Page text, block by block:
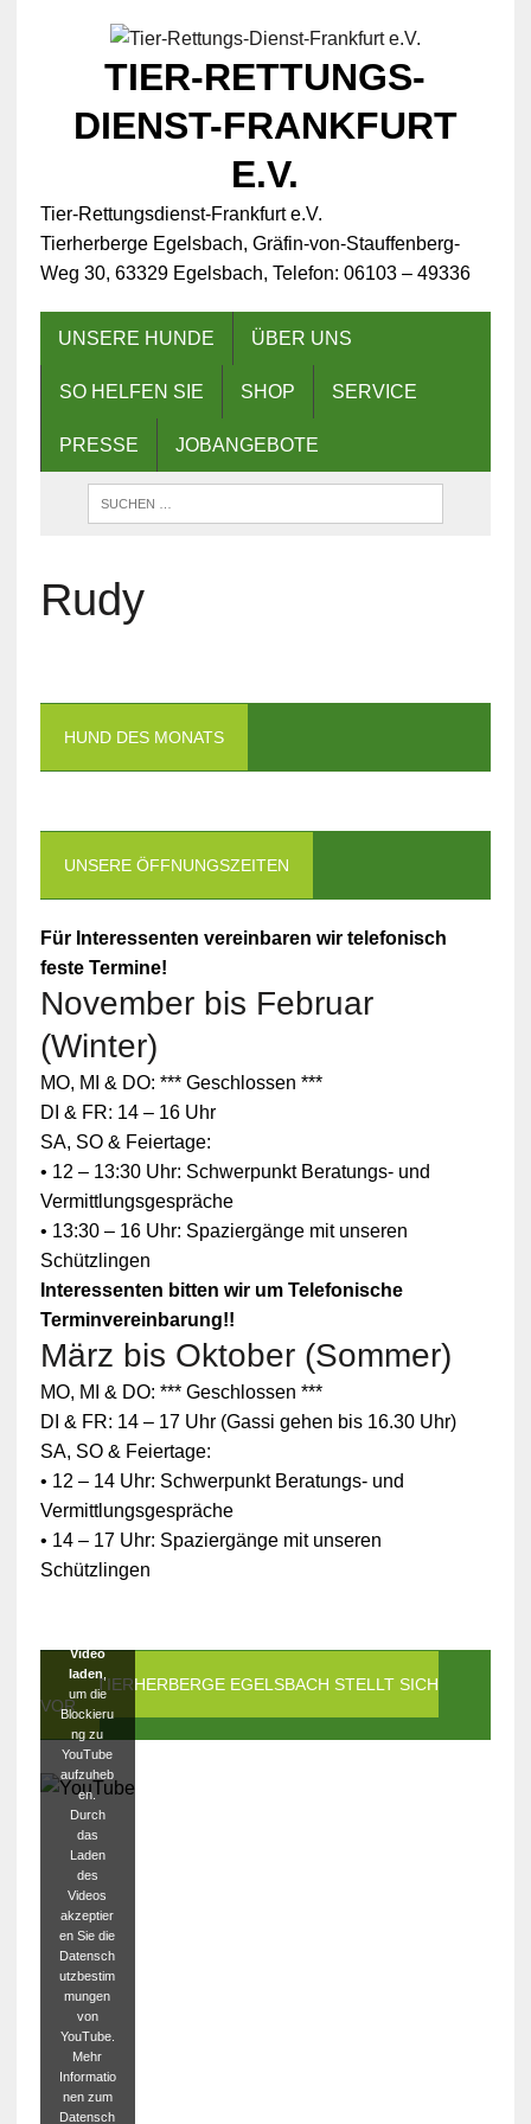
TIER-RETTUNGS-
DIENST-FRANKFURT
E.V.
Tier-Rettungsdienst-Frankfurt e.V.
Tierherberge Egelsbach, Gräfin-von-Stauffenberg-
Weg 30, 63329 Egelsbach, Telefon: 06103 – 49336
UNSERE HUNDE ÜBER UNS
SO HELFEN SIE SHOP SERVICE
PRESSE JOBANGEBOTE
Rudy
HUND DES MONATS
UNSERE ÖFFNUNGSZEITEN
Für Interessenten vereinbaren wir telefonisch
feste Termine!
November bis Februar
(Winter)
MO, MI & DO: *** Geschlossen ***
DI & FR: 14 – 16 Uhr
SA, SO & Feiertage:
• 12 – 13:30 Uhr: Schwerpunkt Beratungs- und
Vermittlungsgespräche
• 13:30 – 16 Uhr: Spaziergänge mit unseren
Schützlingen
Interessenten bitten wir um Telefonische
Terminvereinbarung!!
März bis Oktober (Sommer)
MO, MI & DO: *** Geschlossen ***
DI & FR: 14 – 17 Uhr (Gassi gehen bis 16.30 Uhr)
SA, SO & Feiertage:
• 12 – 14 Uhr: Schwerpunkt Beratungs- und
Vermittlungsgespräche
• 14 – 17 Uhr: Spaziergänge mit unseren
Schützlingen
DIE TIERHERBERGE EGELSBACH STELLT SICH
VOR
Zum
Schutz
Ihrer
persönlic
hen
Daten ist
die
Verbindun
g zu
blockiert
Video
laden
um die
Blockieru
ng zu
YouTube
aufzuheb
en.
Durch
das
Laden
des
Videos
akzeptier
en Sie die
Datensch
utzbestim
mungen
von
YouTube.
Mehr
Informatio
nen zum
Datensch